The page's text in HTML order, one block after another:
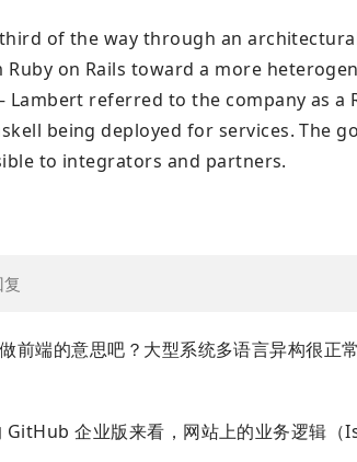
of the way through an
Ruby on Rails toward a more
Lambert referred to the company as a
being deployed for services. The
to integrators and partners.
复
前端的意思吧？大型系统多语言异构很
GitHub 企业版来看，网站上的业务逻辑（